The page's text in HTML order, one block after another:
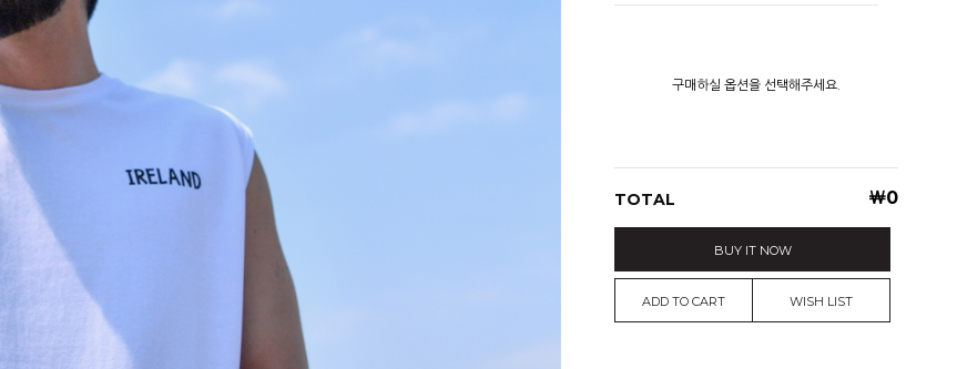
구매하실 옵션을 선택해주세요.
TOTAL ￦0
BUY IT NOW
ADD TO CART WISH LIST